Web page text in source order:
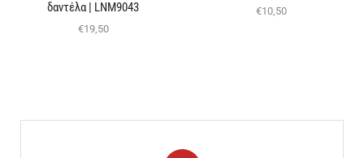
δαντέλα | LNM9043
€19,50
€10,50